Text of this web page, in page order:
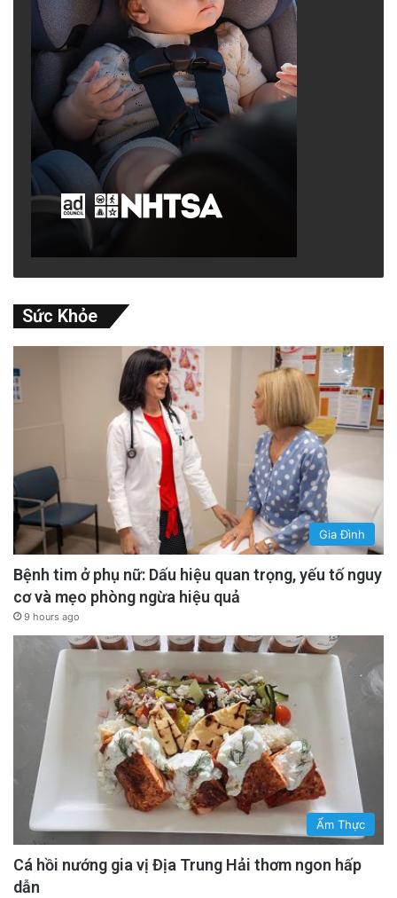
Sức Khỏe
Gia Đình
Bệnh tim ở phụ nữ: Dấu hiệu quan trọng, yếu tố nguy
cơ và mẹo phòng ngừa hiệu quả
9 hours ago
Ẩm Thực
Cá hồi nướng gia vị Địa Trung Hải thơm ngon hấp
dẫn